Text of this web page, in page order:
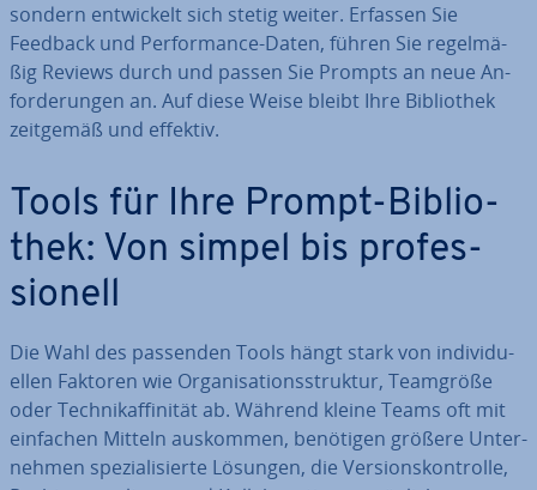
sondern ent­wi­ckelt sich stetig weiter. Erfassen Sie
Feedback und Per­for­mance-Daten, führen Sie re­gel­mä­
ßig Reviews durch und passen Sie Prompts an neue An­
for­de­run­gen an. Auf diese Weise bleibt Ihre Bi­blio­thek
zeitgemäß und effektiv.
Tools für Ihre Prompt-Bi­blio­
thek: Von simpel bis pro­fes­
sio­nell
Die Wahl des passenden Tools hängt stark von in­di­vi­du­
el­len Faktoren wie Or­ga­ni­sa­ti­ons­struk­tur, Teamgröße
oder Tech­nik­af­fi­ni­tät ab. Während kleine Teams oft mit
einfachen Mitteln auskommen, benötigen größere Un­ter­
neh­men spe­zia­li­sier­te Lösungen, die Ver­si­ons­kon­trol­le,